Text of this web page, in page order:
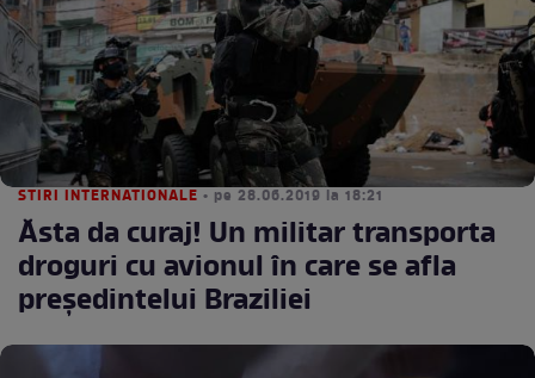
STIRI INTERNATIONALE • pe 28.06.2019 la 18:21
Ăsta da curaj! Un militar transporta
droguri cu avionul în care se afla
preşedintelui Braziliei